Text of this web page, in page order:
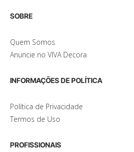
SOBRE
Quem Somos
Anuncie no VIVA Decora
INFORMAÇÕES DE POLÍTICA
Política de Privacidade
Termos de Uso
PROFISSIONAIS